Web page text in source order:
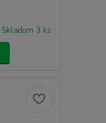
Skladom 3 ks